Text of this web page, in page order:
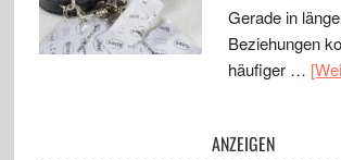
Gerade in
Beziehungen
häufiger …
ANZEIGEN